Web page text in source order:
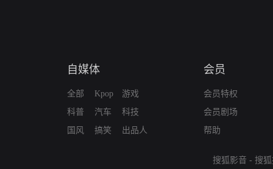
自媒体
全部
科普
国风
Kpop
汽车
搞笑
游戏
科技
出品人
会员
会员特权
会员剧场
帮助
搜狐影音 - 搜